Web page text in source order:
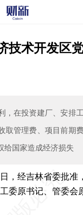
技术开发区
，在投资建厂、安排
取管理费、项目前期
给国家造成经济损失
经吉林省委批准
委原书记、管委会